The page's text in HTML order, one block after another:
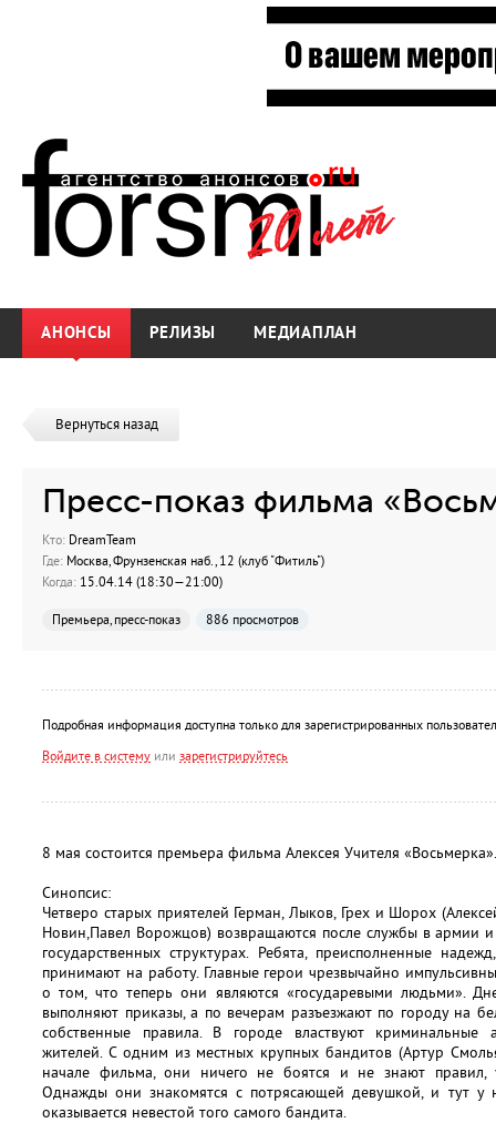
АНОНСЫ РЕЛИЗЫ МЕДИАПЛАН
Вернуться назад
Пресс-показ фильма
Кто: DreamTeam
Где: Москва, Фрунзенская наб., 12 (клуб "Фитиль")
Когда: 15.04.14 (18:30—21:00)
Премьера, пресс-показ 886 просмотров
Подробная информация доступна только для зарегистрированных
Войдите в систему или зарегистрируйтесь
8 мая состоится премьера фильма Алексея Учителя «Восьмерка».
Синопсис:
Четверо старых приятелей Герман, Лыков, Грех и Шорох
Новин,Павел Ворожцов) возвращаются после службы в армии
государственных структурах. Ребята, преисполненные
принимают на работу. Главные герои чрезвычайно
о том, что теперь они являются «государевыми людьми».
выполняют приказы, а по вечерам разъезжают по городу на
собственные правила. В городе властвуют криминальные
жителей. С одним из местных крупных бандитов (Артур
начале фильма, они ничего не боятся и не знают правил,
Однажды они знакомятся с потрясающей девушкой, и тут у
оказывается невестой того самого бандита.